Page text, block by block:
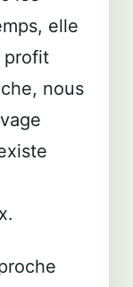
elle
profit
nous